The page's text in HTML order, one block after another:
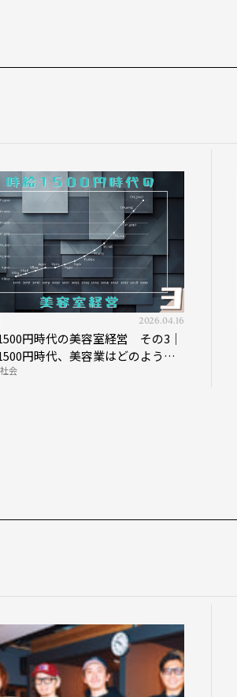
2026.04.16
円時代の美容室経営 その3｜
円時代、美容業はどのような
受けるのか？
社会